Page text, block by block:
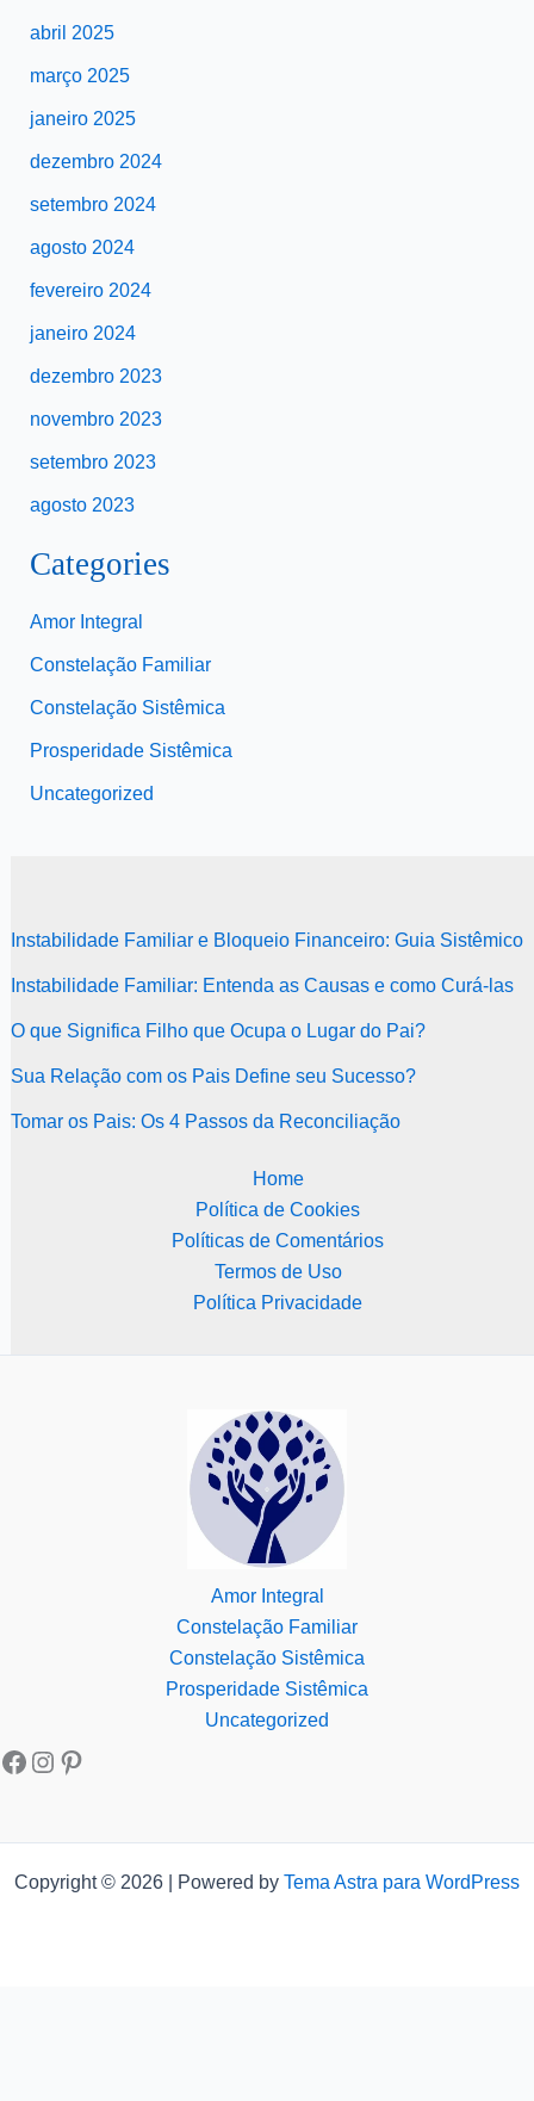
abril 2025
março 2025
janeiro 2025
dezembro 2024
setembro 2024
agosto 2024
fevereiro 2024
janeiro 2024
dezembro 2023
novembro 2023
setembro 2023
agosto 2023
Categories
Amor Integral
Constelação Familiar
Constelação Sistêmica
Prosperidade Sistêmica
Uncategorized
Instabilidade Familiar e Bloqueio Financeiro: Guia Sistêmico
Instabilidade Familiar: Entenda as Causas e como Curá-las
O que Significa Filho que Ocupa o Lugar do Pai?
Sua Relação com os Pais Define seu Sucesso?
Tomar os Pais: Os 4 Passos da Reconciliação
Home
Política de Cookies
Políticas de Comentários
Termos de Uso
Política Privacidade
Amor Integral
Constelação Familiar
Constelação Sistêmica
Prosperidade Sistêmica
Uncategorized
Copyright © 2026 | Powered by Tema Astra para WordPress